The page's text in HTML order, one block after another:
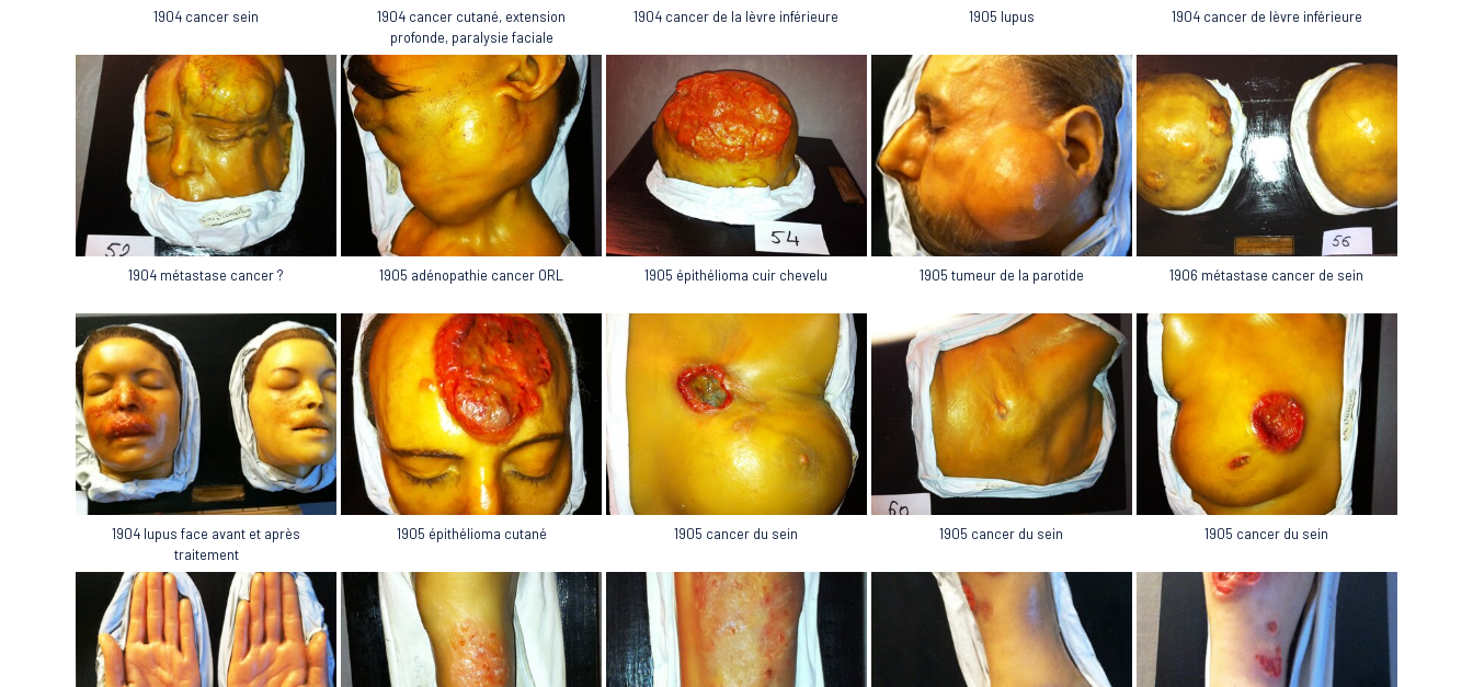
1904 cancer sein
1904 cancer cutané, extension
profonde, paralysie faciale
1904 cancer de la lèvre inférieure 1905 lupus 1904 cancer de lèvre inférieure
1904 métastase cancer ? 1905 adénopathie cancer ORL 1905 épithélioma cuir chevelu 1905 tumeur de la parotide 1906 métastase cancer de sein
1904 lupus face avant et après
traitement
1905 épithélioma cutané 1905 cancer du sein 1905 cancer du sein 1905 cancer du sein